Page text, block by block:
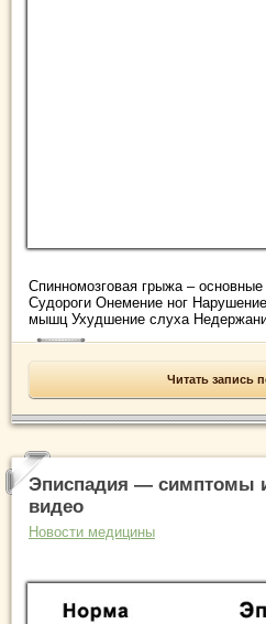
Спинномозговая грыжа –
Судороги Онемение ног
мышц Ухудшение слуха
Читать запись
Эписпадия — симптомы
видео
Новости медицины